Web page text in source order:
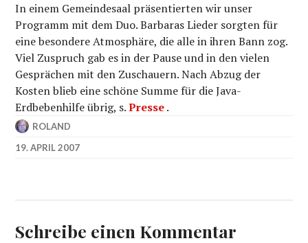
In einem Gemeindesaal präsentierten wir unser
Programm mit dem Duo. Barbaras Lieder sorgten für
eine besondere Atmosphäre, die alle in ihren Bann zog.
Viel Zuspruch gab es in der Pause und in den vielen
Gesprächen mit den Zuschauern. Nach Abzug der
Kosten blieb eine schöne Summe für die Java-
Erdbebenhilfe übrig, s.Presse.
ROLAND
19. APRIL 2007
Schreibe einen Kommentar